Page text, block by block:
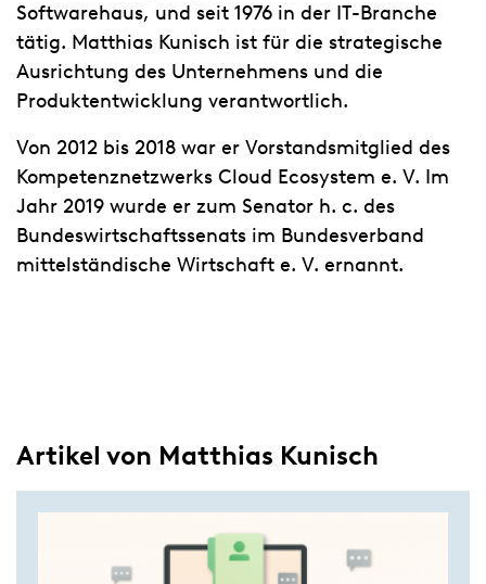
Softwarehaus, und seit 1976 in der IT-Branche
tätig. Matthias Kunisch ist für die strategische
Ausrichtung des Unternehmens und die
Produktentwicklung verantwortlich.
Von 2012 bis 2018 war er Vorstandsmitglied des
Kompetenznetzwerks Cloud Ecosystem e. V. Im
Jahr 2019 wurde er zum Senator h. c. des
Bundeswirtschaftssenats im Bundesverband
mittelständische Wirtschaft e. V. ernannt.
Artikel von Matthias Kunisch